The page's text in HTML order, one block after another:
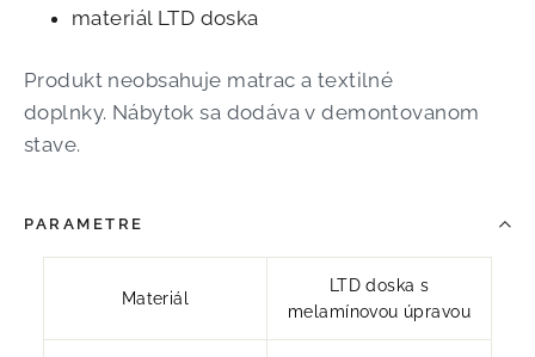
materiál LTD doska
Produkt neobsahuje matrac a textilné
doplnky. Nábytok sa dodáva v demontovanom
stave.
PARAMETRE
Materiál
LTD doska s
melamínovou úpravou